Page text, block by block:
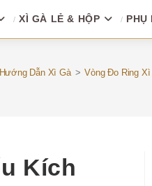
XÌ GÀ LẺ & HỘP PHỤ
Hướng Dẫn Xì Gà > Vòng Đo Ring
Kích